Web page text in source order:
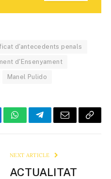
d'antecedents penals
d'Ensenyament
Manel Pulido
WhatsAppTelegramEmail Copy
NEXT ARTICLE
ACTUALITAT